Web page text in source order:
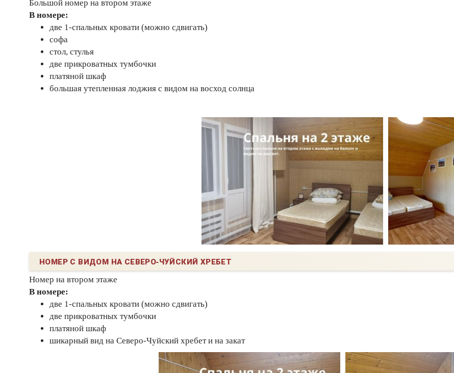
Большой номер на втором этаже
В номере:
две 1-спальных кровати (можно сдвигать)
софа
стол, стулья
две прикроватных тумбочки
платяной шкаф
большая утепленная лоджия с видом на восход солнца
НОМЕР С ВИДОМ НА СЕВЕРО-ЧУЙСКИЙ ХРЕБЕТ
Номер на втором этаже
В номере:
две 1-спальных кровати (можно сдвигать)
две прикроватных тумбочки
платяной шкаф
шикарный вид на Северо-Чуйский хребет и на закат